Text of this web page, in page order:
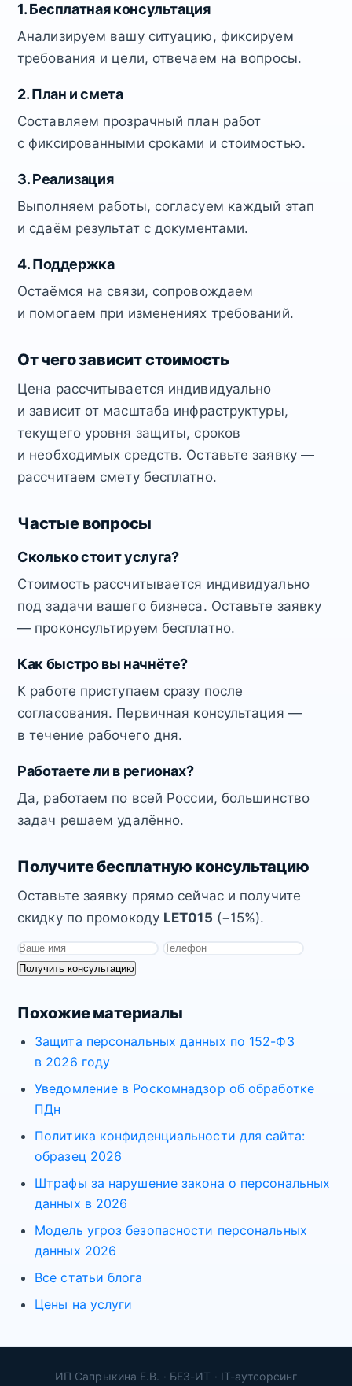
1. Бесплатная консультация
Анализируем вашу ситуацию, фиксируем
требования и цели, отвечаем на вопросы.
2. План и смета
Составляем прозрачный план работ
с фиксированными сроками и стоимостью.
3. Реализация
Выполняем работы, согласуем каждый этап
и сдаём результат с документами.
4. Поддержка
Остаёмся на связи, сопровождаем
и помогаем при изменениях требований.
От чего зависит стоимость
Цена рассчитывается индивидуально
и зависит от масштаба инфраструктуры,
текущего уровня защиты, сроков
и необходимых средств. Оставьте заявку —
рассчитаем смету бесплатно.
Частые вопросы
Сколько стоит услуга?
Стоимость рассчитывается индивидуально
под задачи вашего бизнеса. Оставьте заявку
— проконсультируем бесплатно.
Как быстро вы начнёте?
К работе приступаем сразу после
согласования. Первичная консультация —
в течение рабочего дня.
Работаете ли в регионах?
Да, работаем по всей России, большинство
задач решаем удалённо.
Получите бесплатную консультацию
Оставьте заявку прямо сейчас и получите
скидку по промокоду LET015 (−15%).
Получить консультацию
Похожие материалы
Защита персональных данных по 152-ФЗ
в 2026 году
Уведомление в Роскомнадзор об обработке
ПДн
Политика конфиденциальности для сайта:
образец 2026
Штрафы за нарушение закона о персональных
данных в 2026
Модель угроз безопасности персональных
данных 2026
Все статьи блога
Цены на услуги
ИП Сапрыкина Е.В. · БЕЗ-ИТ · IT-аутсорсинг